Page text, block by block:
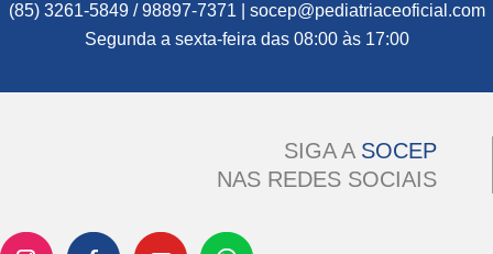
(85) 3261-5849 / 98897-7371 | socep@pediatriaceoficial.com
Segunda a sexta-feira das 08:00 às 17:00
SIGA A SOCEP
NAS REDES SOCIAIS